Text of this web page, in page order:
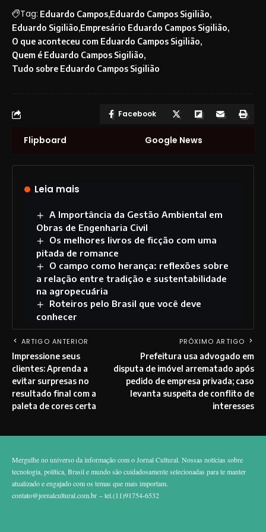
Tag: Eduardo Campos Eduardo Campos Sigilião
Eduardo Sigilião Empresário Eduardo Campos Sigilião
O que aconteceu com Eduardo Campos Sigilião
Quem é Eduardo Campos Sigilião
Tudo sobre Eduardo Campos Sigilião
Facebook
Flipboard Google News
Leia mais
A Importância da Gestão Ambiental em
Obras de Engenharia Civil
Os melhores livros de ficção com uma
pitada de romance
O campo como herança: reflexões sobre
a relação entre tradição e sustentabilidade
na agropecuária
Roteiros pelo Brasil que você deve
conhecer
ARTIGO ANTERIOR
Impressione seus
clientes: Aprenda a
evitar surpresas no
resultado final com a
paleta de cores certa
PRÓXIMO ARTIGO
Prefeitura usa advogado em
disputa de imóvel arrematado após
pedido de empresa privada; caso
levanta suspeita de conflito de
interesses
Mergulhe no universo da informação com o Jornal Cultural. Nossas notícias sobre
tecnologia, política, Brasil e mundo são cuidadosamente selecionadas para te manter
atualizado e engajado com os temas que mais importam.
contato@jornalcultural.com.br – tel.(11)91754-6532